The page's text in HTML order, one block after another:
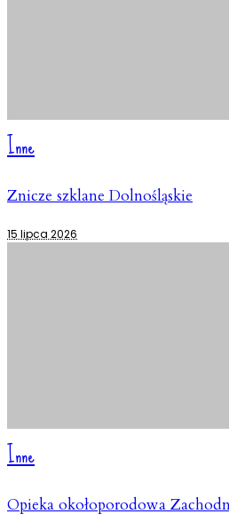
Inne
Znicze szklane Dolnośląskie
15 lipca 2026
Inne
Opieka okołoporodowa